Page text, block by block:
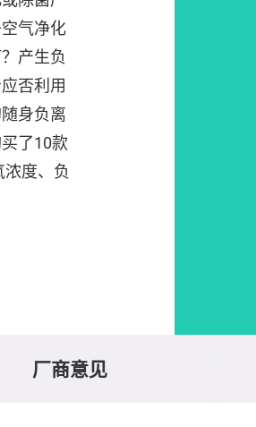
气净化
产生负
否利用
身负离
了10款
度、负
厂商意见